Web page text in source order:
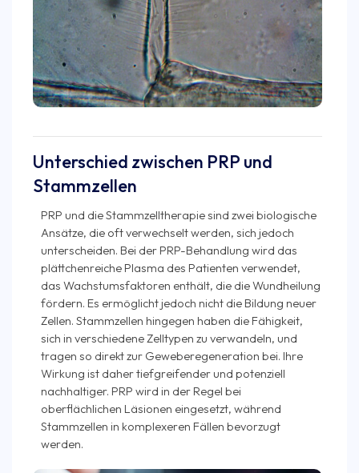
Unterschied zwischen PRP und
Stammzellen
PRP und die Stammzelltherapie sind zwei biologische
Ansätze, die oft verwechselt werden, sich jedoch
unterscheiden. Bei der PRP-Behandlung wird das
plättchenreiche Plasma des Patienten verwendet,
das Wachstumsfaktoren enthält, die die Wundheilung
fördern. Es ermöglicht jedoch nicht die Bildung neuer
Zellen. Stammzellen hingegen haben die Fähigkeit,
sich in verschiedene Zelltypen zu verwandeln, und
tragen so direkt zur Geweberegeneration bei. Ihre
Wirkung ist daher tiefgreifender und potenziell
nachhaltiger. PRP wird in der Regel bei
oberflächlichen Läsionen eingesetzt, während
Stammzellen in komplexeren Fällen bevorzugt
werden.